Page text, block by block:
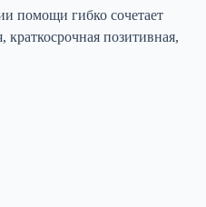
помощи гибко сочетает
позитивная,